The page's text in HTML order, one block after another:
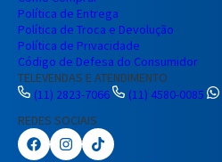
Política de Entrega
Política de Troca e Devolução
Política de Privacidade
Código de Defesa do Consumidor
TELEVENDAS E ATENDIMENTO
(11) 2823-7066
(11) 4580-0085
REDES SOCIAIS